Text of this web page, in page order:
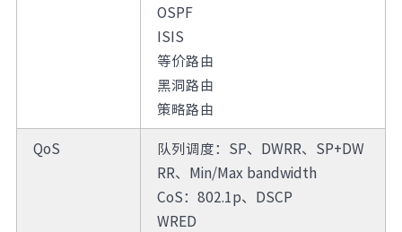
OSPF
ISIS
等价路由
黑洞路由
策略路由
QoS
队列调度：SP、DWRR、SP+DW
RR、Min/Max bandwidth
CoS：802.1p、DSCP
WRED